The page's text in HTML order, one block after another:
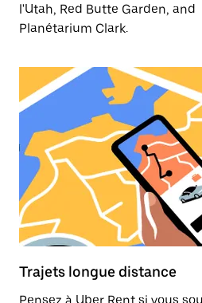
l'Utah, Red Butte Garden, and
Planétarium Clark.
Trajets longue distance